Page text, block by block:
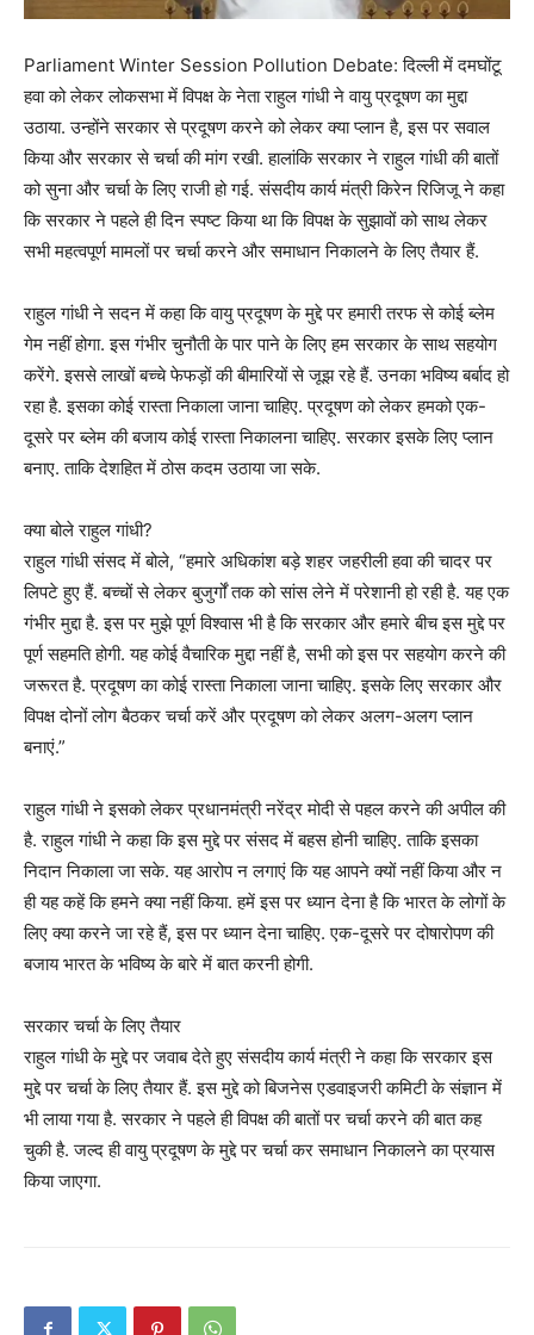
Parliament Winter Session Pollution Debate: दिल्ली में दमघोंटू
हवा को लेकर लोकसभा में विपक्ष के नेता राहुल गांधी ने वायु प्रदूषण का मुद्दा
उठाया. उन्होंने सरकार से प्रदूषण करने को लेकर क्या प्लान है, इस पर सवाल
किया और सरकार से चर्चा की मांग रखी. हालांकि सरकार ने राहुल गांधी की बातों
को सुना और चर्चा के लिए राजी हो गई. संसदीय कार्य मंत्री किरेन रिजिजू ने कहा
कि सरकार ने पहले ही दिन स्पष्ट किया था कि विपक्ष के सुझावों को साथ लेकर
सभी महत्वपूर्ण मामलों पर चर्चा करने और समाधान निकालने के लिए तैयार हैं.
राहुल गांधी ने सदन में कहा कि वायु प्रदूषण के मुद्दे पर हमारी तरफ से कोई ब्लेम
गेम नहीं होगा. इस गंभीर चुनौती के पार पाने के लिए हम सरकार के साथ सहयोग
करेंगे. इससे लाखों बच्चे फेफड़ों की बीमारियों से जूझ रहे हैं. उनका भविष्य बर्बाद हो
रहा है. इसका कोई रास्ता निकाला जाना चाहिए. प्रदूषण को लेकर हमको एक-
दूसरे पर ब्लेम की बजाय कोई रास्ता निकालना चाहिए. सरकार इसके लिए प्लान
बनाए. ताकि देशहित में ठोस कदम उठाया जा सके.
क्या बोले राहुल गांधी?
राहुल गांधी संसद में बोले, “हमारे अधिकांश बड़े शहर जहरीली हवा की चादर पर
लिपटे हुए हैं. बच्चों से लेकर बुजुर्गों तक को सांस लेने में परेशानी हो रही है. यह एक
गंभीर मुद्दा है. इस पर मुझे पूर्ण विश्वास भी है कि सरकार और हमारे बीच इस मुद्दे पर
पूर्ण सहमति होगी. यह कोई वैचारिक मुद्दा नहीं है, सभी को इस पर सहयोग करने की
जरूरत है. प्रदूषण का कोई रास्ता निकाला जाना चाहिए. इसके लिए सरकार और
विपक्ष दोनों लोग बैठकर चर्चा करें और प्रदूषण को लेकर अलग-अलग प्लान
बनाएं.”
राहुल गांधी ने इसको लेकर प्रधानमंत्री नरेंद्र मोदी से पहल करने की अपील की
है. राहुल गांधी ने कहा कि इस मुद्दे पर संसद में बहस होनी चाहिए. ताकि इसका
निदान निकाला जा सके. यह आरोप न लगाएं कि यह आपने क्यों नहीं किया और न
ही यह कहें कि हमने क्या नहीं किया. हमें इस पर ध्यान देना है कि भारत के लोगों के
लिए क्या करने जा रहे हैं, इस पर ध्यान देना चाहिए. एक-दूसरे पर दोषारोपण की
बजाय भारत के भविष्य के बारे में बात करनी होगी.
सरकार चर्चा के लिए तैयार
राहुल गांधी के मुद्दे पर जवाब देते हुए संसदीय कार्य मंत्री ने कहा कि सरकार इस
मुद्दे पर चर्चा के लिए तैयार हैं. इस मुद्दे को बिजनेस एडवाइजरी कमिटी के संज्ञान में
भी लाया गया है. सरकार ने पहले ही विपक्ष की बातों पर चर्चा करने की बात कह
चुकी है. जल्द ही वायु प्रदूषण के मुद्दे पर चर्चा कर समाधान निकालने का प्रयास
किया जाएगा.